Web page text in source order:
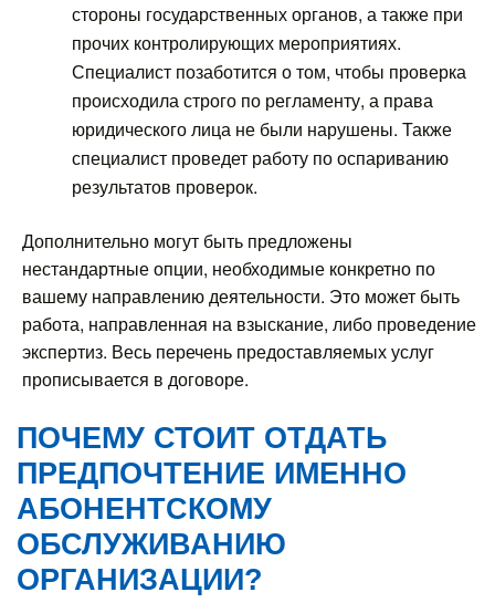
стороны государственных органов, а также при
прочих контролирующих мероприятиях.
Специалист позаботится о том, чтобы проверка
происходила строго по регламенту, а права
юридического лица не были нарушены. Также
специалист проведет работу по оспариванию
результатов проверок.
Дополнительно могут быть предложены
нестандартные опции, необходимые конкретно по
вашему направлению деятельности. Это может быть
работа, направленная на взыскание, либо проведение
экспертиз. Весь перечень предоставляемых услуг
прописывается в договоре.
ПОЧЕМУ СТОИТ ОТДАТЬ
ПРЕДПОЧТЕНИЕ ИМЕННО
АБОНЕНТСКОМУ
ОБСЛУЖИВАНИЮ
ОРГАНИЗАЦИИ?